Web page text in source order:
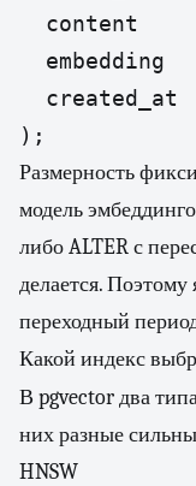
content
embedding
created_at
);
Размерность
модель
либо ALTER с
делается.
переходный
Какой индекс
В pgvector два
них разные
HNSW